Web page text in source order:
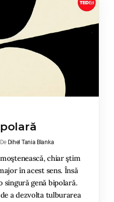
De Dihel Tania Blanka
chiar ştim
în acest sens. Însă
singură genă bipolară.
a dezvolta tulburarea